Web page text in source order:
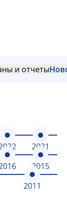
и отчеты
2021
2015
2011